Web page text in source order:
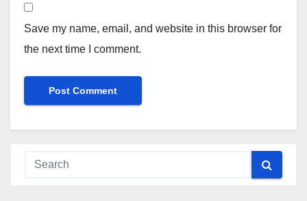
Save my name, email, and website in this browser for
the next time I comment.